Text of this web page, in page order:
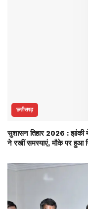
छत्तीसगढ़
सुशासन तिहार 2026 : झांकी
ने रखीं समस्याएं, मौके पर हुआ